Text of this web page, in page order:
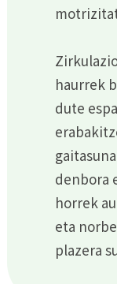
haurrek
dute
denbora
horrek
eta
plazera